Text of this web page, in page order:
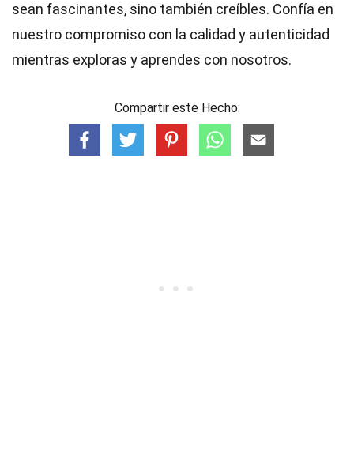
sean fascinantes, sino también creíbles. Confía en
nuestro compromiso con la calidad y autenticidad
mientras exploras y aprendes con nosotros.
Compartir este Hecho: